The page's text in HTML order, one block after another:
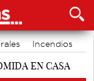
Incendios